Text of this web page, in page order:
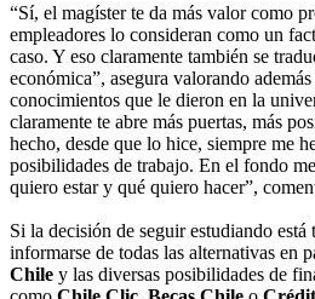
“Sí, el magíster te da más valor como
empleadores lo consideran como un
caso. Y eso claramente también se
económica”, asegura valorando
conocimientos que le dieron en la
claramente te abre más puertas, más
hecho, desde que lo hice, siempre me
posibilidades de trabajo. En el fondo
quiero estar y qué quiero hacer”,
Si la decisión de seguir estudiando está
informarse de todas las alternativas en
Chile y las diversas posibilidades de